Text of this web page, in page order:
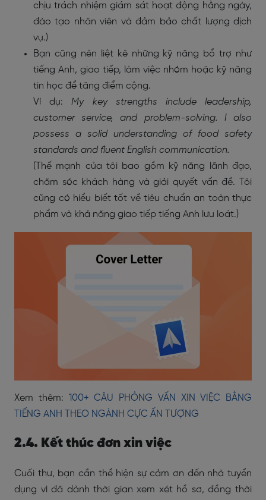
chịu trách nhiệm giám sát hoạt động hằng ngày,
đào tạo nhân viên và đảm bảo chất lượng dịch
vụ.)
Bạn cũng nên liệt kê những kỹ năng bổ trợ như
tiếng Anh, giao tiếp, làm việc nhóm hoặc kỹ năng
tin học để tăng điểm cộng.
Ví dụ:My key strengths include leadership,
customer service, and problem-solving. I also
possess a solid understanding of food safety
standards and fluent English communication.
(Thế mạnh của tôi bao gồm kỹ năng lãnh đạo,
chăm sóc khách hàng và giải quyết vấn đề. Tôi
cũng có hiểu biết tốt về tiêu chuẩn an toàn thực
phẩm và khả năng giao tiếp tiếng Anh lưu loát.)
Xem thêm: 100+ CÂU PHỎNG VẤN XIN VIỆC BẰNG
TIẾNG ANH THEO NGÀNH CỰC ẤN TƯỢNG
2.4. Kết thúc đơn xin việc
Cuối thư, bạn cần thể hiện sự cảm ơn đến nhà tuyển
dụng vì đã dành thời gian xem xét hồ sơ, đồng thời